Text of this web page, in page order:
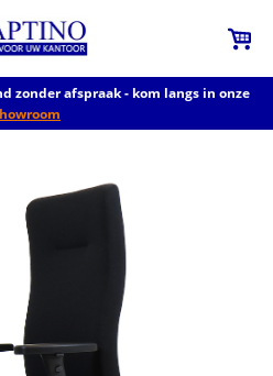
zonder afspraak - kom langs in onze